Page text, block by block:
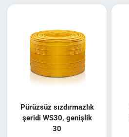
Pürüzsüz sızdırmazlık
şeridi WS30, genişlik
30